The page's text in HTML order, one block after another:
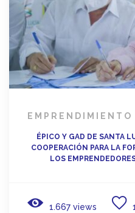
ÉPICO Y GAD DE SANTA
COOPERACIÓN PARA LA
LOS
1.667 views